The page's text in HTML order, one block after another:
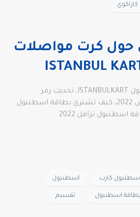
كاراكوي
حول كرت مواصلات
كرت مواصلات اسطنبول ISTANBULKART، تحديث رمز
Istanbulkart HES مارس 2022، كيف تشتري بطاقة اسطنبول
ترافل 2022
كارت اسطنبول
بطاقة اسطنبول تقسيم